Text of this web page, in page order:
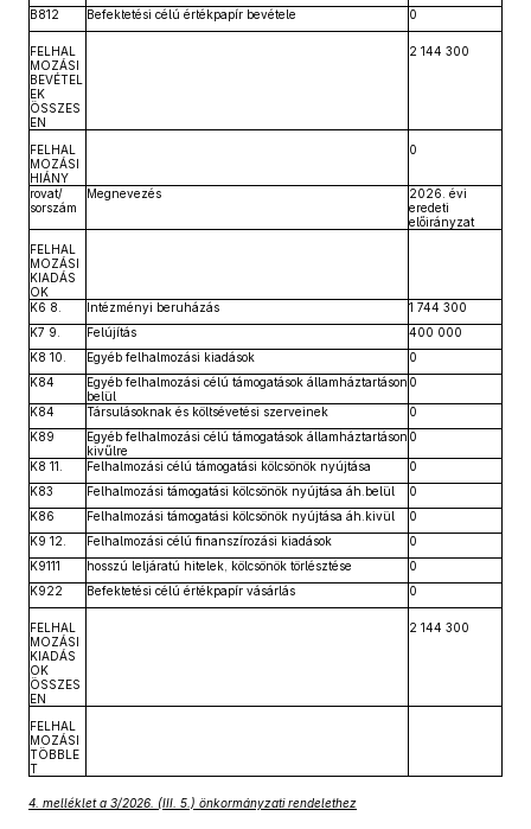
B812
Befektetési célú értékpapír bevétele 0
FELHAL
MOZÁSI
BEVÉTEL
EK
ÖSSZES
EN
2 144 300
FELHAL
MOZÁSI
HIÁNY
0
rovat/
sorszám
Megnevezés
2026. évi
eredeti
előirányzat
FELHAL
MOZÁSI
KIADÁS
OK
K6 8.
Intézményi beruházás
1 744 300
K7 9.
Felújítás
400 000
K8 10.
Egyéb felhalmozási kiadások
0
K84
Egyéb felhalmozási célú támogatások államháztartáson
belül
0
K84 Társulásoknak és költsévetési szerveinek
0
K89
Egyéb felhalmozási célú támogatások államháztartáson
kivűlre
0
K8 11. Felhalmozási célú támogatási kölcsönök nyújtása
0
K83
Felhalmozási támogatási kölcsönök nyújtása áh.belül
0
K86
Felhalmozási támogatási kölcsönök nyújtása áh.kivül
0
K9 12.
Felhalmozási célú finanszírozási kiadások
0
K9111
hosszú leljáratú hitelek, kölcsönök törlésztése
0
K922
Befektetési célú értékpapír vásárlás 0
FELHAL
MOZÁSI
KIADÁS
OK
ÖSSZES
EN
2 144 300
FELHAL
MOZÁSI
TÖBBLE
T
4. melléklet a 3/2026. (III. 5.) önkormányzati rendelethez